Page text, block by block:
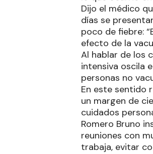
Dijo el médico
días se
poco de fiebre:
efecto de la
Al hablar de los
intensiva oscila
personas no
En este sentido
un margen de
cuidados
Romero Bruno
reuniones con
trabaja, evitar